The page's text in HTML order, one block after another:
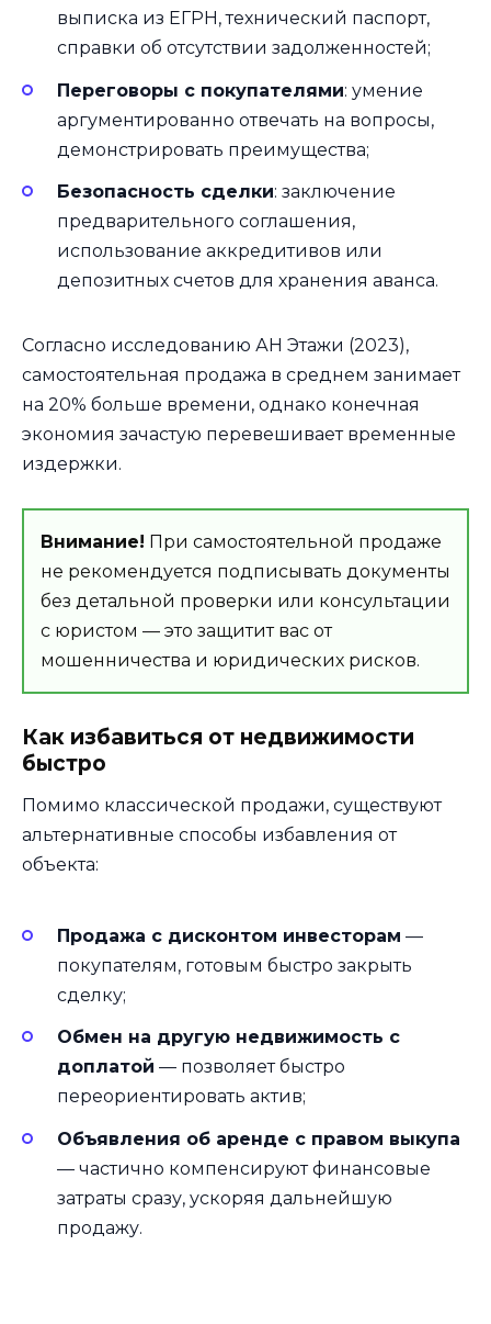
выписка из ЕГРН, технический паспорт,
справки об отсутствии задолженностей;
Переговоры с покупателями: умение
аргументированно отвечать на вопросы,
демонстрировать преимущества;
Безопасность сделки: заключение
предварительного соглашения,
использование аккредитивов или
депозитных счетов для хранения аванса.
Согласно исследованию АН Этажи (2023),
самостоятельная продажа в среднем занимает
на 20% больше времени, однако конечная
экономия зачастую перевешивает временные
издержки.
Внимание! При самостоятельной продаже
не рекомендуется подписывать документы
без детальной проверки или консультации
с юристом — это защитит вас от
мошенничества и юридических рисков.
Как избавиться от недвижимости
быстро
Помимо классической продажи, существуют
альтернативные способы избавления от
объекта:
Продажа с дисконтом инвесторам —
покупателям, готовым быстро закрыть
сделку;
Обмен на другую недвижимость с
доплатой — позволяет быстро
переориентировать актив;
Объявления об аренде с правом выкупа
— частично компенсируют финансовые
затраты сразу, ускоряя дальнейшую
продажу.